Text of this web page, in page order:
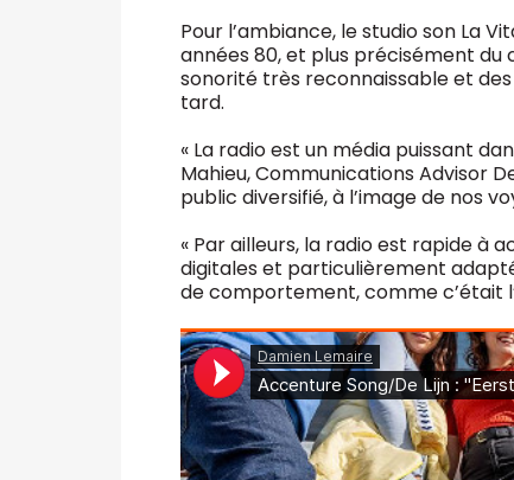
Pour l’ambiance, le studio son La
années 80, et plus précisément du
sonorité très reconnaissable et
tard.
« La radio est un média puissant
Mahieu, Communications Advisor
public diversifié, à l’image de nos
« Par ailleurs, la radio est rapide à
digitales et particulièrement
de comportement, comme c’était